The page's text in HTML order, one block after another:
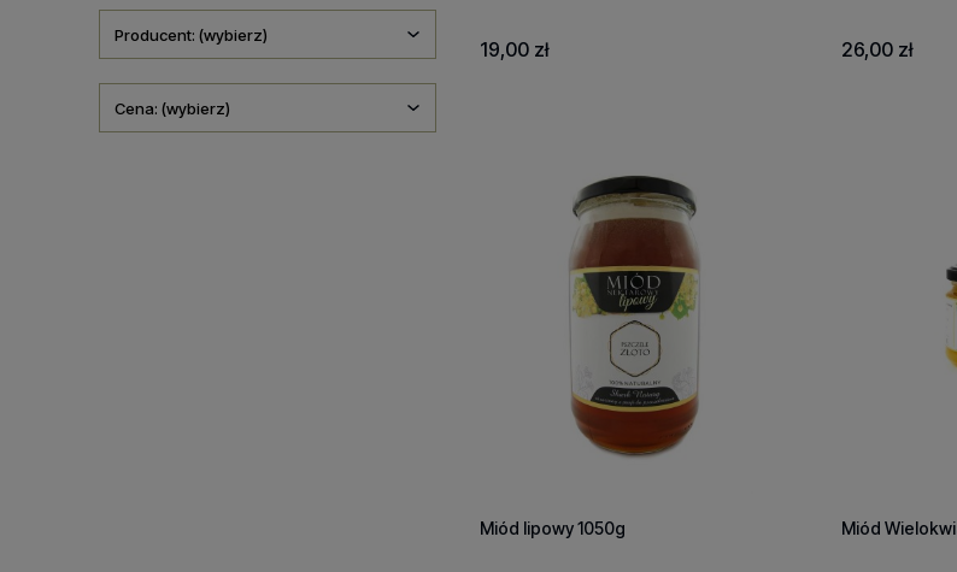
Producent: (wybierz)
Cena: (wybierz)
19,00 zł 26,00 zł
Miód lipowy 1050g Miód